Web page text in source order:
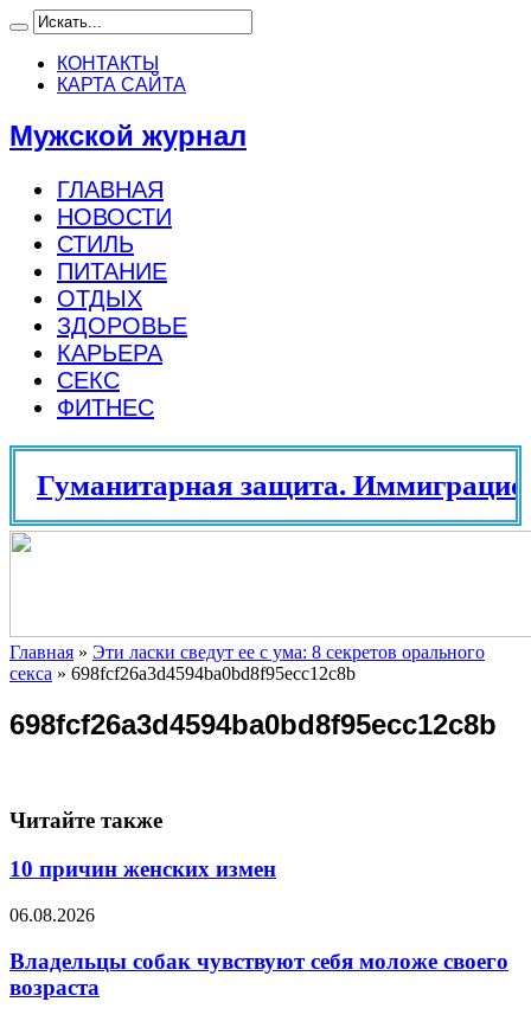
КОНТАКТЫ
КАРТА САЙТА
Мужской журнал
ГЛАВНАЯ
НОВОСТИ
СТИЛЬ
ПИТАНИЕ
ОТДЫХ
ЗДОРОВЬЕ
КАРЬЕРА
СЕКС
ФИТНЕС
Гуманитарная защита.
Главная » Эти ласки сведут ее с ума: 8 секретов орального
секса » 698fcf26a3d4594ba0bd8f95ecc12c8b
698fcf26a3d4594ba0bd8f95ecc12c8b
Читайте также
10 причин женских измен
06.08.2026
Владельцы собак чувствуют себя моложе своего
возраста